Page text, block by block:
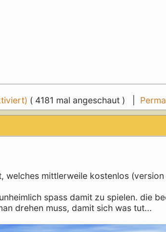
( 4181 mal angeschaut ) |
welches mittlerweile kostenlos
spass damit zu spielen. die
drehen muss, damit sich was tut...